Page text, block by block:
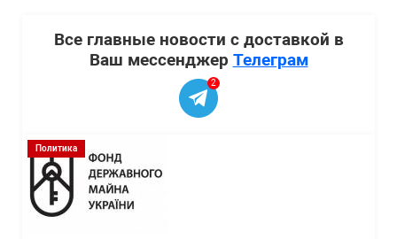
Все главные новости с доставкой в
Ваш мессенджер Телеграм
2
Политика